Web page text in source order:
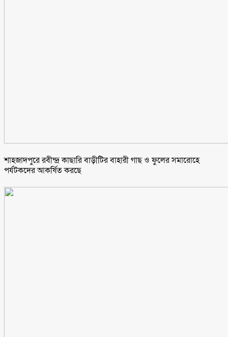
শাহজাদপুরে রবীন্দ্র কাছারি বাড়ীটির বাহারী গাছ ও ফুলের সমারোহে
পর্যটকদের আকর্ষিত করছে